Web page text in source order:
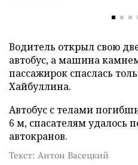
Водитель открыл свою
автобус, а машина
пассажирок спаслась
Хайбуллина.
Автобус с телами
6 м, спасателям удалось
автокранов.
Текст: Антон Васецкий